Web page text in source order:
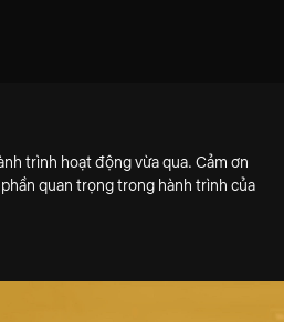
trình hoạt động vừa qua. Cảm ơn
quan trọng trong hành trình của